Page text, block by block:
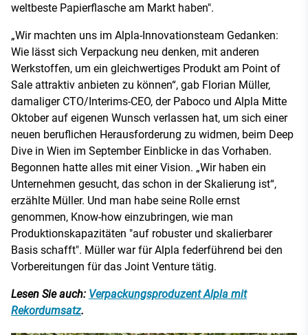
weltbeste Papierflasche am Markt haben".
„Wir machten uns im Alpla-Innovationsteam Gedanken:
Wie lässt sich Verpackung neu denken, mit anderen
Werkstoffen, um ein gleichwertiges Produkt am Point of
Sale attraktiv anbieten zu können“, gab Florian Müller,
damaliger CTO/Interims-CEO, der Paboco und Alpla Mitte
Oktober auf eigenen Wunsch verlassen hat, um sich einer
neuen beruflichen Herausforderung zu widmen, beim Deep
Dive in Wien im September Einblicke in das Vorhaben.
Begonnen hatte alles mit einer Vision. „Wir haben ein
Unternehmen gesucht, das schon in der Skalierung ist“,
erzählte Müller. Und man habe seine Rolle ernst
genommen, Know-how einzubringen, wie man
Produktionskapazitäten "auf robuster und skalierbarer
Basis schafft". Müller war für Alpla federführend bei den
Vorbereitungen für das Joint Venture tätig.
Lesen Sie auch: Verpackungsproduzent Alpla mit
Rekordumsatz.